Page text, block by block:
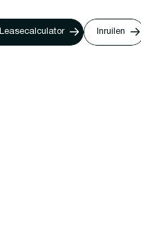
Leasecalculator Inruilen